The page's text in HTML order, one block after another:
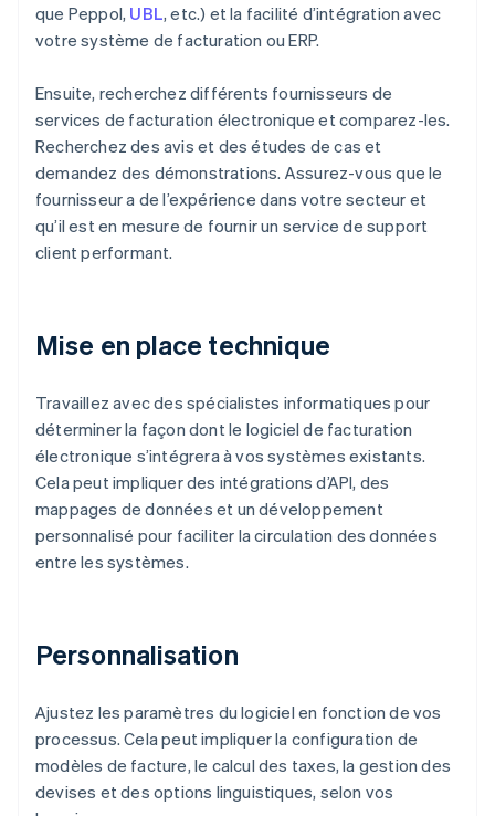
que Peppol, UBL, etc.) et la facilité d’intégration avec
votre système de facturation ou ERP.
Ensuite, recherchez différents fournisseurs de
services de facturation électronique et comparez-les.
Recherchez des avis et des études de cas et
demandez des démonstrations. Assurez-vous que le
fournisseur a de l’expérience dans votre secteur et
qu’il est en mesure de fournir un service de support
client performant.
Mise en place technique
Travaillez avec des spécialistes informatiques pour
déterminer la façon dont le logiciel de facturation
électronique s’intégrera à vos systèmes existants.
Cela peut impliquer des intégrations d’API, des
mappages de données et un développement
personnalisé pour faciliter la circulation des données
entre les systèmes.
Personnalisation
Ajustez les paramètres du logiciel en fonction de vos
processus. Cela peut impliquer la configuration de
modèles de facture, le calcul des taxes, la gestion des
devises et des options linguistiques, selon vos